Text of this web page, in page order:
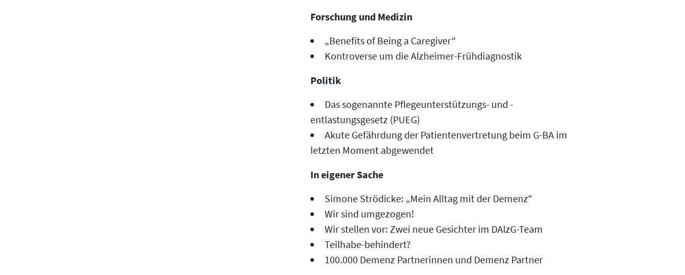
Forschung und Medizin
„Benefits of Being a Caregiver“
Kontroverse um die Alzheimer-Frühdiagnostik
Politik
Das sogenannte Pflegeunterstützungs- und -
entlastungsgesetz (PUEG)
Akute Gefährdung der Patientenvertretung beim G-BA im
letzten Moment abgewendet
In eigener Sache
Simone Strödicke: „Mein Alltag mit der Demenz“
Wir sind umgezogen!
Wir stellen vor: Zwei neue Gesichter im DAlzG-Team
Teilhabe-behindert?
100.000 Demenz Partnerinnen und Demenz Partner